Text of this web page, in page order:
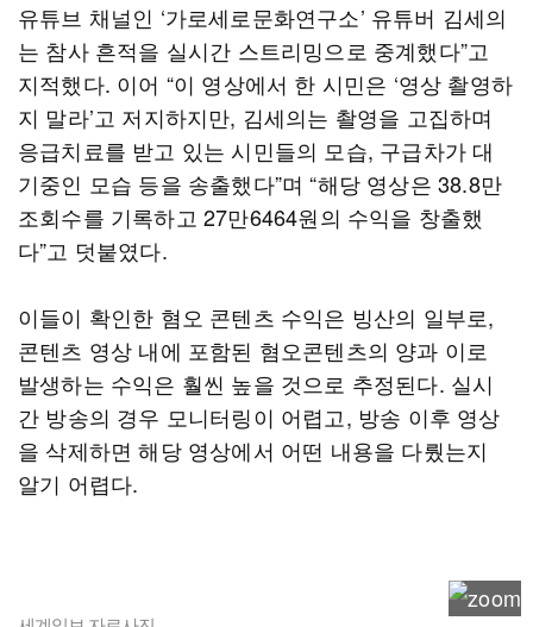
유튜브 채널인 ‘가로세로문화연구소’ 유튜버 김세의
는 참사 흔적을 실시간 스트리밍으로 중계했다”고
지적했다. 이어 “이 영상에서 한 시민은 ‘영상 촬영하
지 말라’고 저지하지만, 김세의는 촬영을 고집하며
응급치료를 받고 있는 시민들의 모습, 구급차가 대
기중인 모습 등을 송출했다”며 “해당 영상은 38.8만
조회수를 기록하고 27만6464원의 수익을 창출했
다”고 덧붙였다.
이들이 확인한 혐오 콘텐츠 수익은 빙산의 일부로,
콘텐츠 영상 내에 포함된 혐오콘텐츠의 양과 이로
발생하는 수익은 훨씬 높을 것으로 추정된다. 실시
간 방송의 경우 모니터링이 어렵고, 방송 이후 영상
을 삭제하면 해당 영상에서 어떤 내용을 다뤘는지
알기 어렵다.